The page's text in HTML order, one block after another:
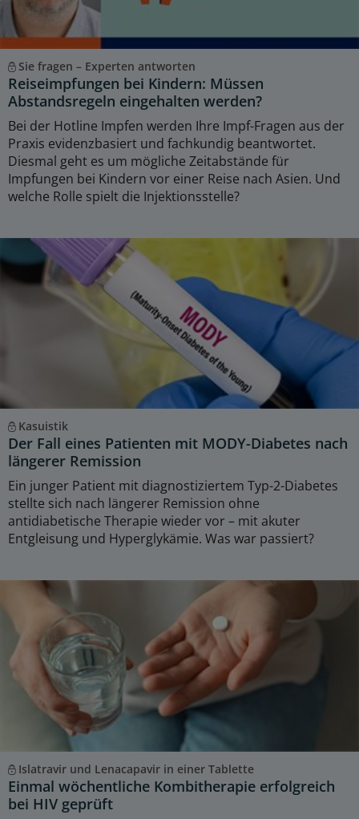
Sie fragen – Experten antworten
Reiseimpfungen bei Kindern: Müssen
Abstandsregeln eingehalten werden?
Bei der Hotline Impfen werden Ihre Impf-Fragen aus der
Praxis evidenzbasiert und fachkundig beantwortet.
Diesmal geht es um mögliche Zeitabstände für
Impfungen bei Kindern vor einer Reise nach Asien. Und
welche Rolle spielt die Injektionsstelle?
Kasuistik
Der Fall eines Patienten mit MODY-Diabetes nach
längerer Remission
Ein junger Patient mit diagnostiziertem Typ-2-Diabetes
stellte sich nach längerer Remission ohne
antidiabetische Therapie wieder vor – mit akuter
Entgleisung und Hyperglykämie. Was war passiert?
Islatravir und Lenacapavir in einer Tablette
Einmal wöchentliche Kombitherapie erfolgreich
bei HIV geprüft